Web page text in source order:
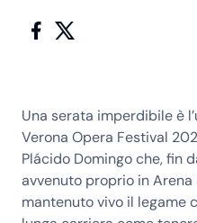
Una serata imperdibile è
Verona Opera Festival
Plácido Domingoche, fin
avvenuto proprio in Arena
mantenuto vivo il legame